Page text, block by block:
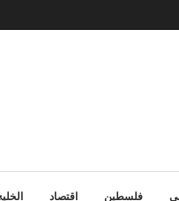
فلسطين اقتصاد